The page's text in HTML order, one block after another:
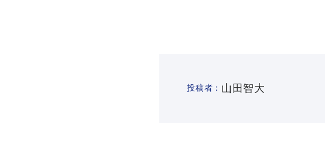
投稿者： 山田智大